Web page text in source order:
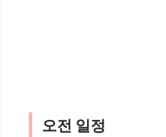
오전 일정